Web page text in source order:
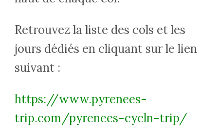
Retrouvez la liste des cols et les
jours dédiés en cliquant sur le lien
suivant :
https://www.pyrenees-
trip.com/pyrenees-cycln-trip/